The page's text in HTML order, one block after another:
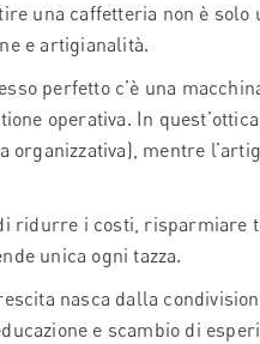
una caffetteria non è solo
e artigianalità.
perfetto c’è una
operativa. In
organizzativa), mentre
ridurre i costi, risparmiare
unica ogni tazza.
nasca dalla
e scambio di